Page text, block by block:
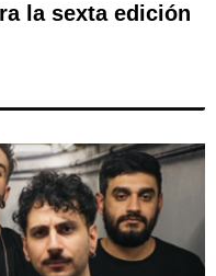
la sexta edición